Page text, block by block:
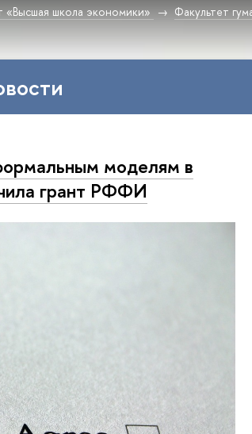
«Высшая школа экономики» Факультет
моделям в
грант РФФИ